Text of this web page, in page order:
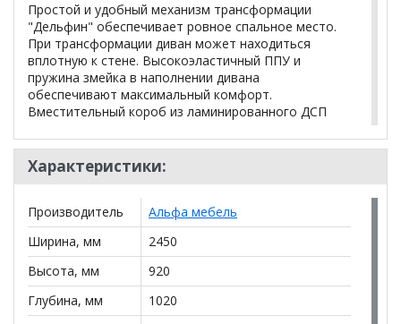
Простой и удобный механизм трансформации
"Дельфин" обеспечивает ровное спальное место.
При трансформации диван может находиться
вплотную к стене. Высокоэластичный ППУ и
пружина змейка в наполнении дивана
обеспечивают максимальный комфорт.
Вместительный короб из ламинированного ДСП
постельных принадлежностей. Использование
утяжек предотвращает деформацию дивана.
Подушки в комплект не входят.
Объем-2 м.куб.
*Дополнительную информацию о том, как купить
Прямой диван Антарес 1 БД дельфин в гостиную
уточняйте у нашего менеджера по телефону
Характеристики:
Производитель
Альфа мебель
Ширина, мм
2450
Высота, мм
920
Глубина, мм
1020